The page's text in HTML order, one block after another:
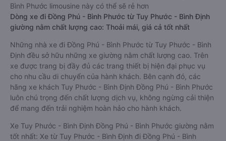
Bình Phước limousine này có thể sẽ rẻ hơn
Dòng xe đi Đồng Phú - Bình Phước từ Tuy Phước - Bình Định
giường nằm chất lượng cao: Thoải mái, giá cả tốt nhất
Những nhà xe đi Đồng Phú - Bình Phước từ Tuy Phước - Bình
Định đều sở hữu những xe giường nằm chất lượng cao. Trên
xe được trang bị đầy đủ các trang thiết bị hiện đại phục vụ
cho nhu cầu di chuyển của hành khách. Bên cạnh đó, các
hãng xe khách Tuy Phước - Bình Định Đồng Phú - Bình Phước
luôn chú trọng đến chất lượng dịch vụ, không ngừng cải thiện
để mang đến trải nghiệm hoàn hảo cho hành khách.
Xe Tuy Phước - Bình Định Đồng Phú - Bình Phước giường nằm
tốt nhất: Xe từ Tuy Phước - Bình Định đi Đồng Phú - Bình